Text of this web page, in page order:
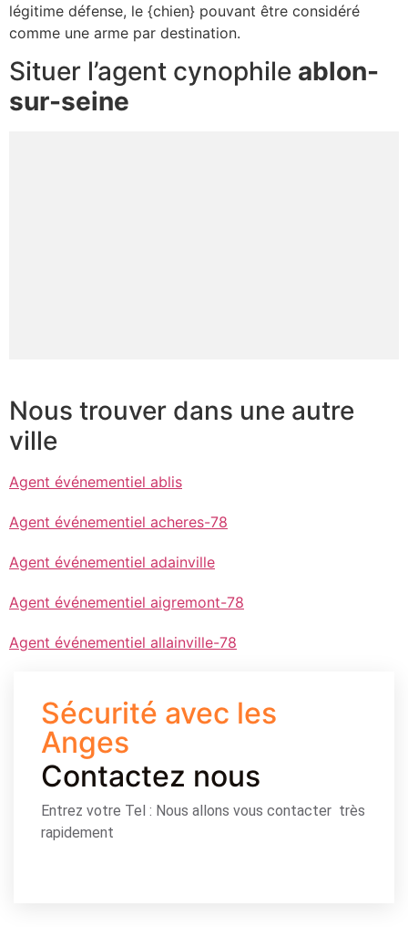
légitime défense, le {chien} pouvant être considéré
comme une arme par destination.
Situer l’agent cynophile ablon-
sur-seine
Nous trouver dans une autre
ville
Agent événementiel ablis
Agent événementiel acheres-78
Agent événementiel adainville
Agent événementiel aigremont-78
Agent événementiel allainville-78
Sécurité avec les
Anges
Contactez nous
Entrez votre Tel : Nous allons vous contacter très
rapidement